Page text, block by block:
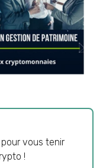
vous tenir
!